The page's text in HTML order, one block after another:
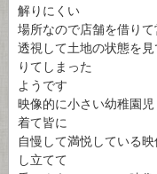
解りにくい
場所なので店舗を借り
透視して土地の状態を
りてしまった
ようです
映像的に小さい幼稚園
着て皆に
自慢して満悦している
し立てて